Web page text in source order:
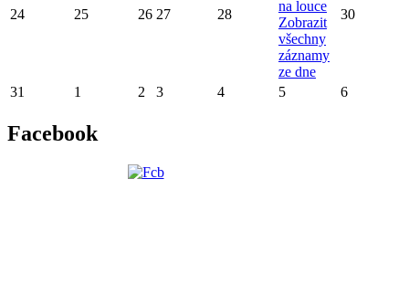
24 25 26 27 28
na louce
Zobrazit
všechny
záznamy
ze dne
30
31 1 2 3 4 5 6
Facebook